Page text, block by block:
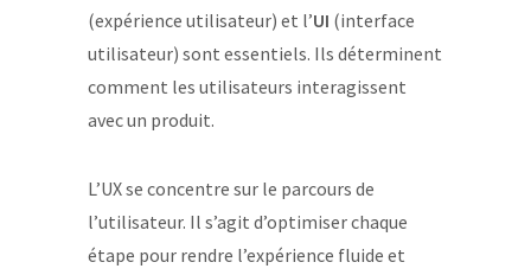
(expérience utilisateur) et l’UI (interface
utilisateur) sont essentiels. Ils déterminent
comment les utilisateurs interagissent
avec un produit.
L’UX se concentre sur le parcours de
l’utilisateur. Il s’agit d’optimiser chaque
étape pour rendre l’expérience fluide et